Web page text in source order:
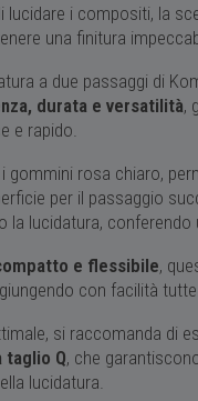
lucidare i compositi, la
una finitura
a due passaggi di
durata e versatilità,
e rapido.
gommini rosa chiaro,
per il passaggio
la lucidatura, conferendo
e flessibile,
con facilità
si raccomanda di
Q, che
lucidatura.